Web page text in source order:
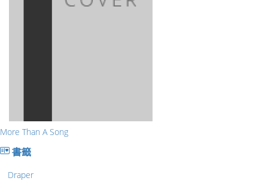
More Than A Song
書籤
Draper